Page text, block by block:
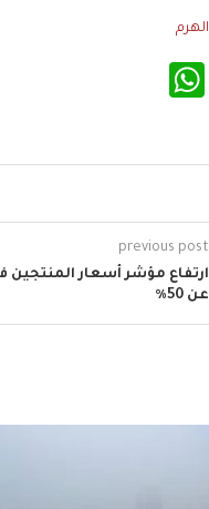
الهرم
previous post
ارتفاع مؤشر أسعار
عن 50٪